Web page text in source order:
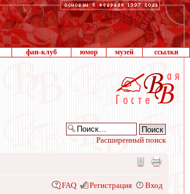
фан-клуб юмор музей ссылки
Расширенный поиск
FAQ Регистрация Вход